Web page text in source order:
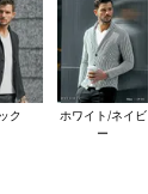
ク
ホワイト/ネイビ
ー